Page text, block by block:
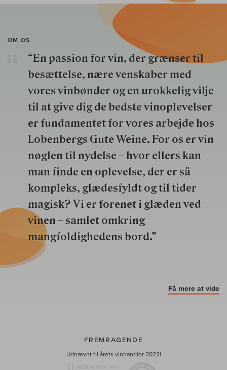
OM OS
“En passion for vin, der grænser til
besættelse, nære venskaber med
vores vinbønder og en urokkelig vilje
til at give dig de bedste vinoplevelser
er fundamentet for vores arbejde hos
Lobenbergs Gute Weine. For os er vin
nøglen til nydelse – hvor ellers kan
man finde en oplevelse, der er så
kompleks, glædesfyldt og til tider
magisk? Vi er forenet i glæden ved
vinen – samlet omkring
mangfoldighedens bord.”
Få mere at vide
FREMRAGENDE
Udnævnt til årets vinhandler 2022!